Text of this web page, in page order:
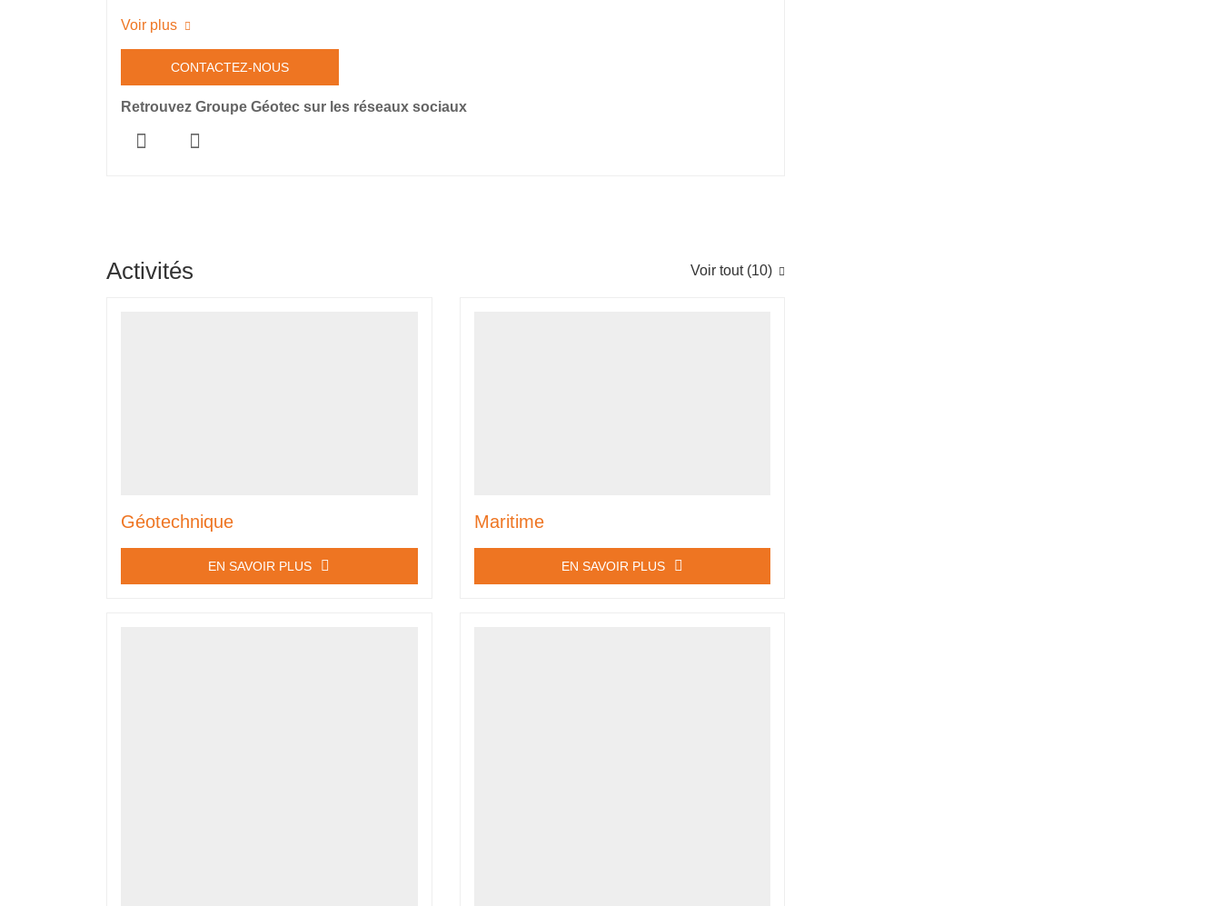
Voir plus
CONTACTEZ-NOUS
Retrouvez Groupe Géotec sur les réseaux sociaux
GéotecGéotec
Activités Voir tout (10)
Géotechnique
EN SAVOIR PLUS
Maritime
EN SAVOIR PLUS